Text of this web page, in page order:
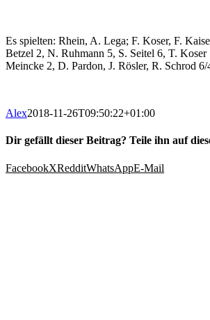
Es spielten: Rhein, A. Lega; F. Koser, F.
Betzel 2, N. Ruhmann 5, S. Seitel 6, T. Koser
Meincke 2, D. Pardon, J. Rösler, R. Schrod 6/
Alex2018-11-26T09:50:22+01:00
Dir gefällt dieser Beitrag? Teile ihn auf
FacebookXRedditWhatsAppE-Mail